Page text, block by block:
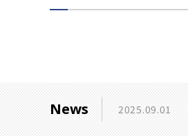
News 2025.09.01